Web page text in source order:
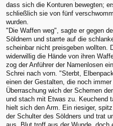
dass sich die Konturen bewegten;
schließlich sie von fünf
wurden.
"Die Waffen weg", sagte er gegen
Söldnern und starrte auf die
scheinbar nicht preisgeben wollten.
widerwillig die Hände von ihren
zog der Anführer der Namenlosen
Schrei nach vorn. "Sterbt,
einen der Gestalten, die noch
Überraschung wich der Schemen
und stach mit Etwas zu. Keuchend
hielt sich den Arm. Ein riesiger,
der Schulter des Söldners und trat